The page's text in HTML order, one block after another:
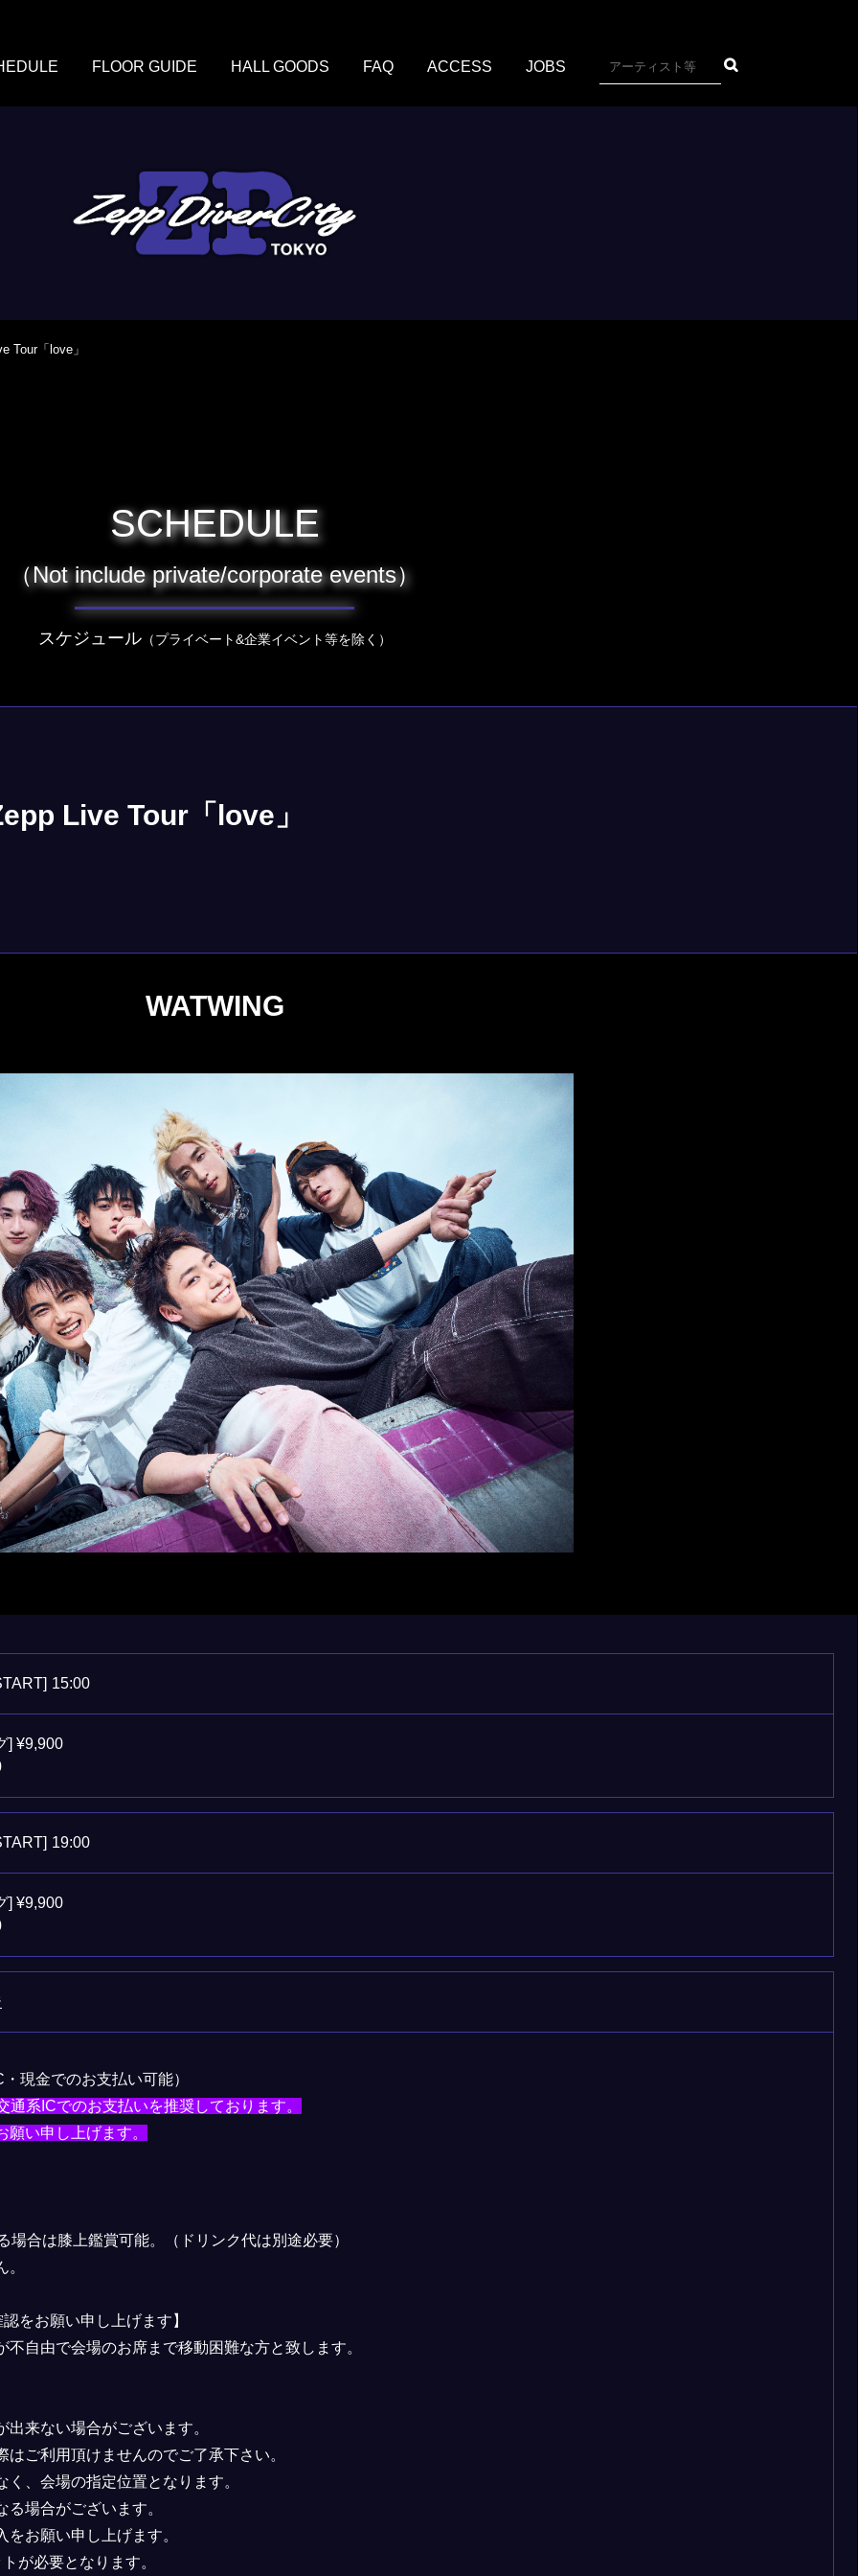
FLOOR GUIDE HALL GOODS FAQ ACCESS JOBS
Tour「love」
SCHEDULE
（Not include private/corporate events）
スケジュール（プライベート&企業イベント等を除く）
Live Tour「love」
WATWING
15:00
] ¥9,900
19:00
] ¥9,900
現金でのお支払い可能）
系ICでのお支払いを推奨しております。
い申し上げます。
合は膝上鑑賞可能。（ドリンク代は別途必要）
をお願い申し上げます】
自由で会場のお席まで移動困難な方と致します。
来ない場合がございます。
ご利用頂けませんのでご了承下さい。
、会場の指定位置となります。
場合がございます。
お願い申し上げます。
が必要となります。